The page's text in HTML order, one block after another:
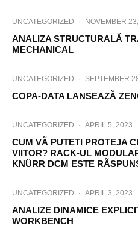
UNCATEGORIZED · NOVEMBER
ANALIZA STRUCTURALĂ
MECHANICAL
UNCATEGORIZED · SEPTEMBER
COPA-DATA LANSEAZĂ
UNCATEGORIZED · APRIL 5, 2023
CUM VÃ PUTETI PROTEJA
VIITOR? RACK-UL
KNÜRR DCM ESTE
UNCATEGORIZED · APRIL 3, 2023
ANALIZE DINAMICE
WORKBENCH